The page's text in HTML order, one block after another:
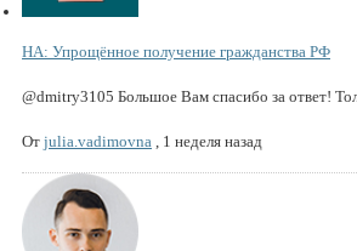
НА: Упрощённое получение гражданства РФ
@dmitry3105 Большое Вам спасибо за ответ!
От julia.vadimovna 1 неделя назад